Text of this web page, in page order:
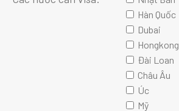
Hàn Quốc
Dubai
Hongkong
Đài Loan
Châu Âu
Úc
Mỹ